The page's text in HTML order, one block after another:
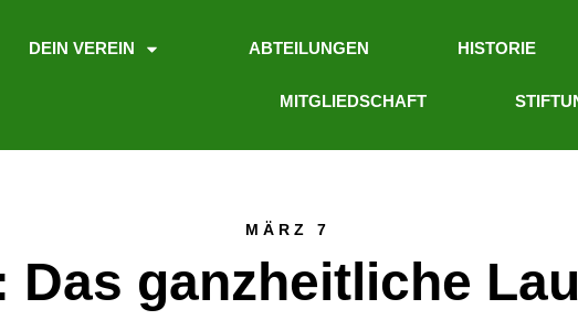
DEIN VEREIN ABTEILUNGEN HISTORIE
MITGLIEDSCHAFT
MÄRZ 7
Das ganzheitliche